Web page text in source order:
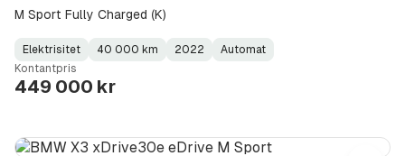
M Sport Fully Charged (K)
Fuel
Type:
Elektrisitet
Kilometerstand:
40 000 km
Model
Year:
2022
Gearbox
Type:
Automat
Kontantpris
449 000 kr